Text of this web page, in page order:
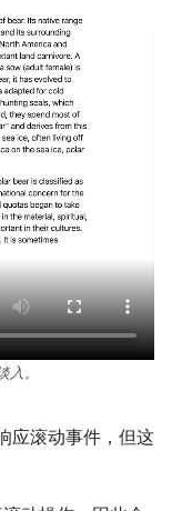
。
应滚动事件，但这